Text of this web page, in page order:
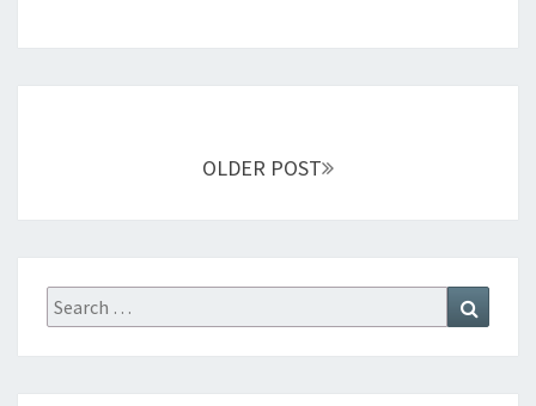
OLDER POST
Search
for: